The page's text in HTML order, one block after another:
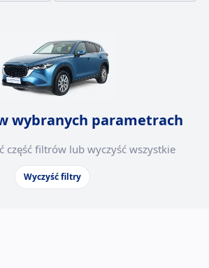
wybranych parametrach
część filtrów lub wyczyść wszystkie
Wyczyść filtry